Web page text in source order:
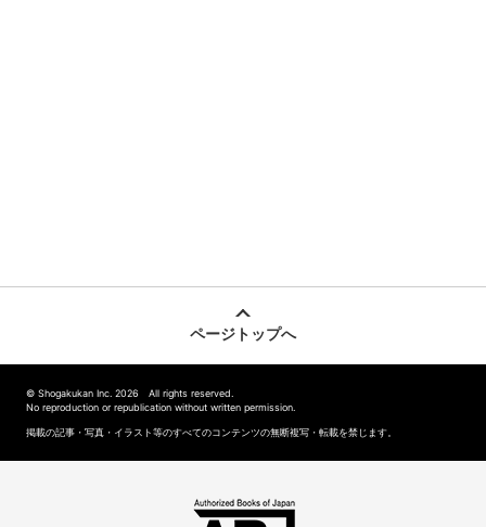
ページトップへ
© Shogakukan Inc. 2026 All rights reserved.
No reproduction or republication without written permission.
掲載の記事・写真・イラスト等のすべてのコンテンツの無断複写・転載を禁じます。